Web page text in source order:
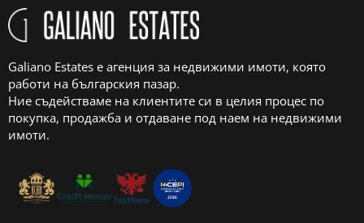
Galiano Estates е агенция за недвижими имоти, която
работи на българския пазар.
Ние съдействаме на клиентите си в целия процес по
покупка, продажба и отдаване под наем на недвижими
имоти.